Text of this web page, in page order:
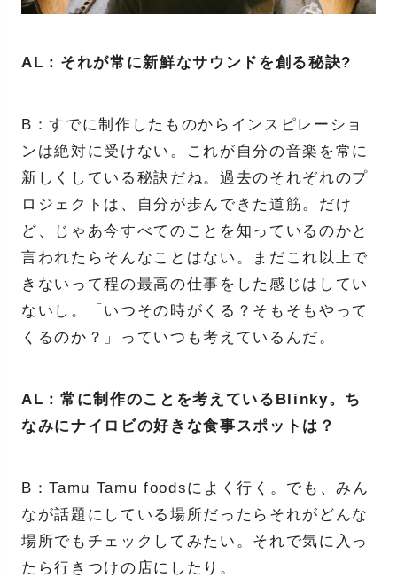
AL：それが常に新鮮なサウンドを創る秘訣?
B：すでに制作したものからインスピレーショ
ンは絶対に受けない。これが自分の音楽を常に
新しくしている秘訣だね。過去のそれぞれのプ
ロジェクトは、自分が歩んできた道筋。だけ
ど、じゃあ今すべてのことを知っているのかと
言われたらそんなことはない。まだこれ以上で
きないって程の最高の仕事をした感じはしてい
ないし。「いつその時がくる？そもそもやって
くるのか？」っていつも考えているんだ。
AL：常に制作のことを考えているBlinky。ち
なみにナイロビの好きな食事スポットは？
B：Tamu Tamu foodsによく行く。でも、みん
なが話題にしている場所だったらそれがどんな
場所でもチェックしてみたい。それで気に入っ
たら行きつけの店にしたり。